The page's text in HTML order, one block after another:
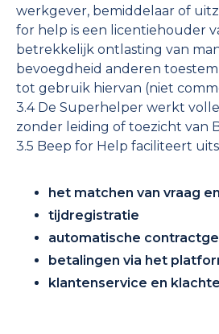
werkgever, bemiddelaar of
for help is een licentiehouder
betrekkelijk ontlasting van
bevoegdheid anderen
tot gebruik hiervan (niet
3.4 De Superhelper werkt
zonder leiding of toezicht van
3.5 Beep for Help faciliteert
het matchen van vraag
tijdregistratie
automatische
betalingen via het
klantenservice en